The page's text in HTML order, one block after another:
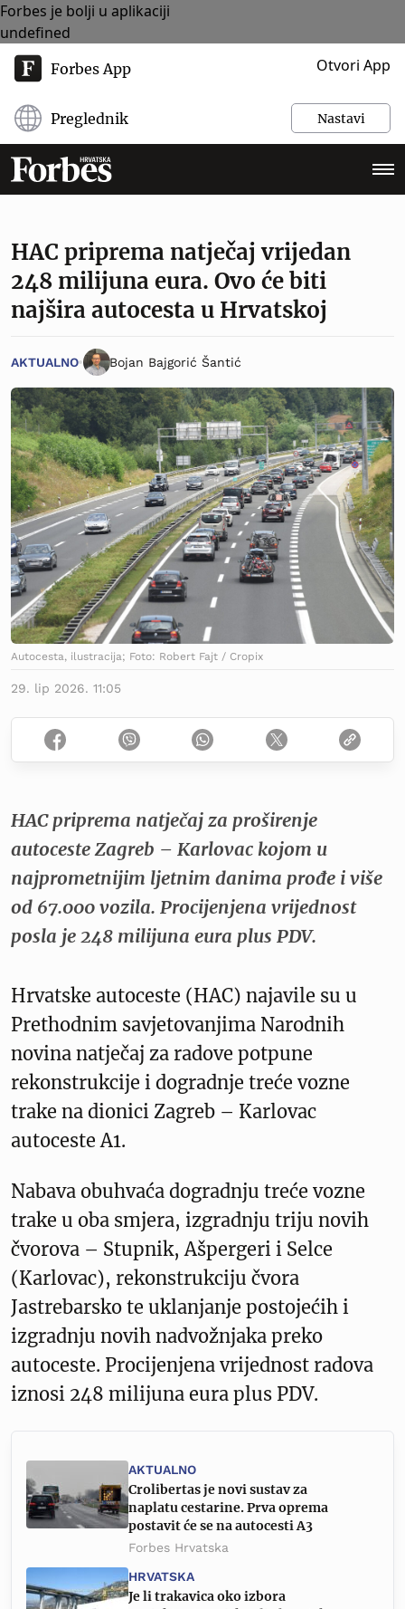
Forbes je bolji u aplikaciji
undefined
Forbes App Otvori App
Preglednik Nastavi
HAC priprema natječaj vrijedan
248 milijuna eura. Ovo će biti
najšira autocesta u Hrvatskoj
AKTUALNO Bojan Bajgorić Šantić
Autocesta, ilustracija; Foto: Robert Fajt / Cropix
29. lip 2026. 11:05
HAC priprema natječaj za proširenje
autoceste Zagreb – Karlovac kojom u
najprometnijim ljetnim danima prođe i više
od 67.000 vozila. Procijenjena vrijednost
posla je 248 milijuna eura plus PDV.
Hrvatske autoceste (HAC) najavile su u
Prethodnim savjetovanjima Narodnih
novina natječaj za radove potpune
rekonstrukcije i dogradnje treće vozne
trake na dionici Zagreb – Karlovac
autoceste A1.
Nabava obuhvaća dogradnju treće vozne
trake u oba smjera, izgradnju triju novih
čvorova – Stupnik, Ašpergeri i Selce
(Karlovac), rekonstrukciju čvora
Jastrebarsko te uklanjanje postojećih i
izgradnju novih nadvožnjaka preko
autoceste. Procijenjena vrijednost radova
iznosi 248 milijuna eura plus PDV.
AKTUALNO
Crolibertas je novi sustav za
naplatu cestarine. Prva oprema
postavit će se na autocesti A3
Forbes Hrvatska
HRVATSKA
Je li trakavica oko izbora